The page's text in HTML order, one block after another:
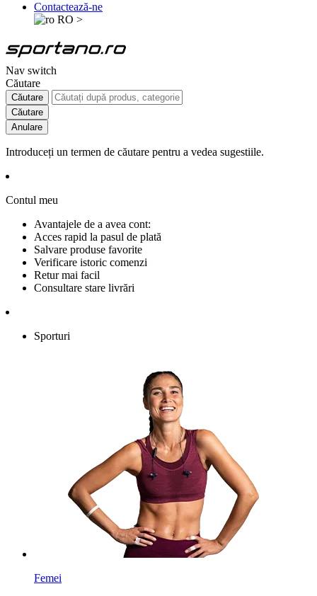
Contactează-ne
RO >
Nav switch
Căutare
Căutare
Căutare
Anulare
Introduceți un termen de căutare pentru a vedea sugestiile.
Contul meu
Avantajele de a avea cont:
Acces rapid la pasul de plată
Salvare produse favorite
Verificare istoric comenzi
Retur mai facil
Consultare stare livrări
Sporturi
Femei